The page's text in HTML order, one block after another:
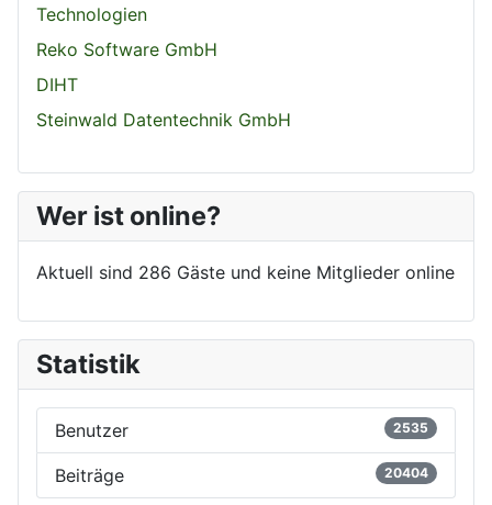
Technologien
Reko Software GmbH
DIHT
Steinwald Datentechnik GmbH
Wer ist online?
Aktuell sind 286 Gäste und keine Mitglieder online
Statistik
Benutzer 2535
Beiträge 20404